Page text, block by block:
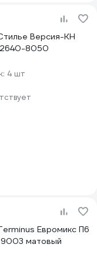
Версия-КН
8050
4 шт
Евромикс П6
матовый